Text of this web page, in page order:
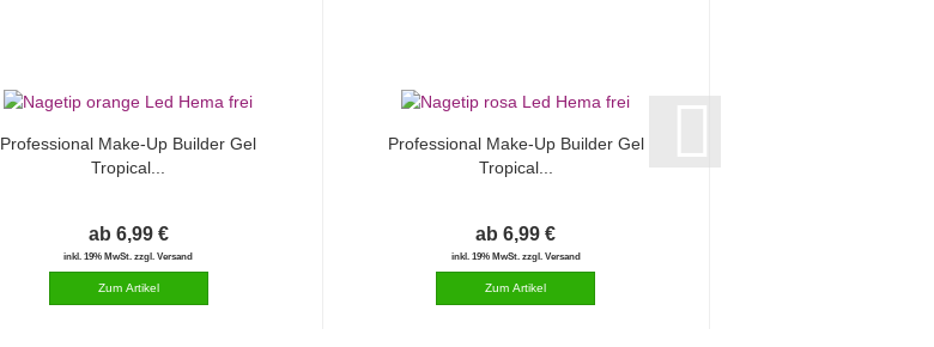
Professional Make-Up Builder Gel
Tropical...
ab 6,99 €
inkl. 19% MwSt. zzgl. Versand
Professional Make-Up Builder Gel
Tropical...
ab 6,99 €
inkl. 19% MwSt. zzgl. Versand